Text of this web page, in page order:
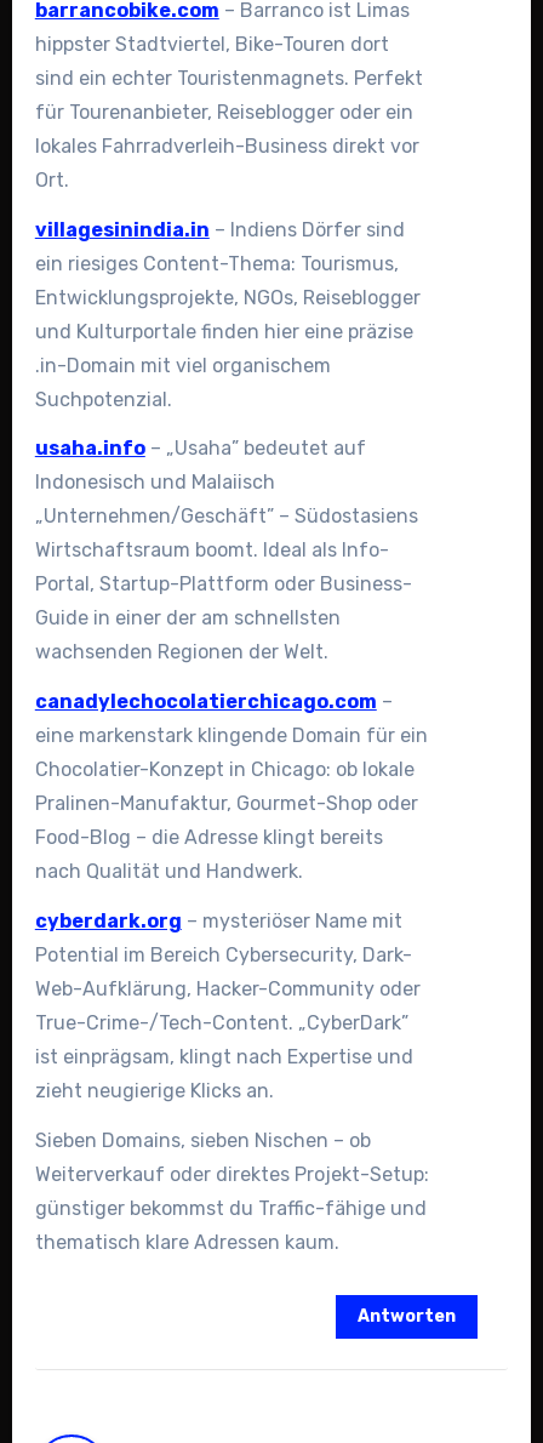
barrancobike.com – Barranco ist Limas
hippster Stadtviertel, Bike-Touren dort
sind ein echter Touristenmagnets. Perfekt
für Tourenanbieter, Reiseblogger oder ein
lokales Fahrradverleih-Business direkt vor
Ort.
villagesinindia.in – Indiens Dörfer sind
ein riesiges Content-Thema: Tourismus,
Entwicklungsprojekte, NGOs, Reiseblogger
und Kulturportale finden hier eine präzise
.in-Domain mit viel organischem
Suchpotenzial.
usaha.info– „Usaha” bedeutet auf
Indonesisch und Malaiisch
„Unternehmen/Geschäft” – Südostasiens
Wirtschaftsraum boomt. Ideal als Info-
Portal, Startup-Plattform oder Business-
Guide in einer der am schnellsten
wachsenden Regionen der Welt.
canadylechocolatierchicago.com –
eine markenstark klingende Domain für ein
Chocolatier-Konzept in Chicago: ob lokale
Pralinen-Manufaktur, Gourmet-Shop oder
Food-Blog – die Adresse klingt bereits
nach Qualität und Handwerk.
cyberdark.org – mysteriöser Name mit
Potential im Bereich Cybersecurity, Dark-
Web-Aufklärung, Hacker-Community oder
True-Crime-/Tech-Content. „CyberDark”
ist einprägsam, klingt nach Expertise und
zieht neugierige Klicks an.
Sieben Domains, sieben Nischen – ob
Weiterverkauf oder direktes Projekt-Setup:
günstiger bekommst du Traffic-fähige und
thematisch klare Adressen kaum.
Antworten